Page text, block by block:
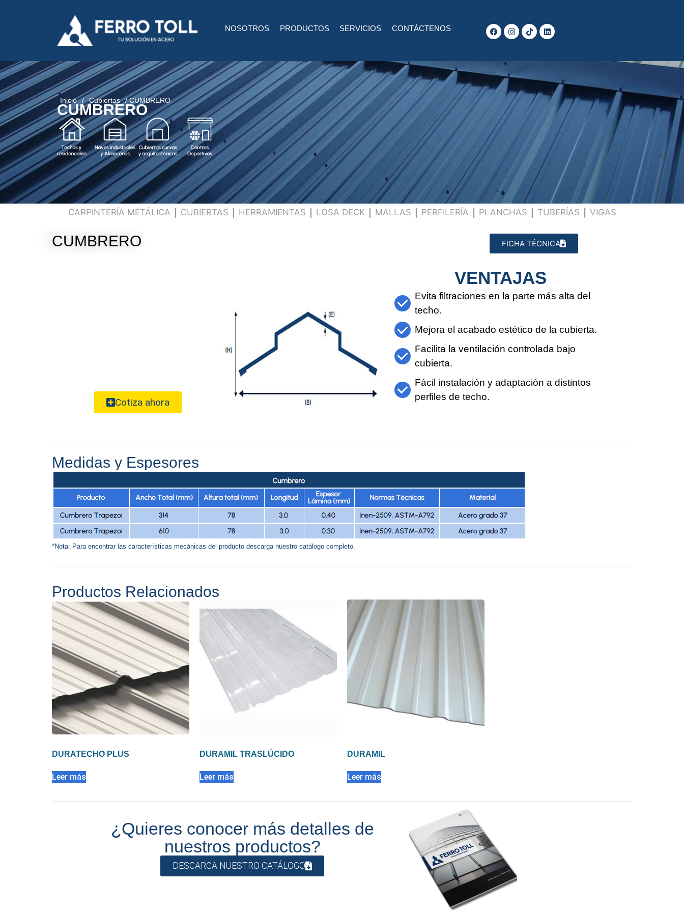
NOSOTROS PRODUCTOS SERVICIOS CONTÁCTENOS
Inicio / Cubiertas / CUMBRERO
CUMBRERO
CARPINTERÍA METÁLICA CUBIERTAS HERRAMIENTAS LOSA DECK MALLAS PERFILERÍA PLANCHAS TUBERÍAS VIGAS
CUMBRERO FICHA TÉCNICA
Cotiza ahora
VENTAJAS
Evita filtraciones en la parte más alta del
techo.
Mejora el acabado estético de la cubierta.
Facilita la ventilación controlada bajo
cubierta.
Fácil instalación y adaptación a distintos
perfiles de techo.
Medidas y Espesores
*Nota: Para encontrar las características mecánicas del producto descarga nuestro catálogo completo.
Productos Relacionados
DURATECHO PLUS
Leer más
DURAMIL TRASLÚCIDO
Leer más
DURAMIL
Leer más
¿Quieres conocer más detalles de
nuestros productos?
DESCARGA NUESTRO CATÁLOGO